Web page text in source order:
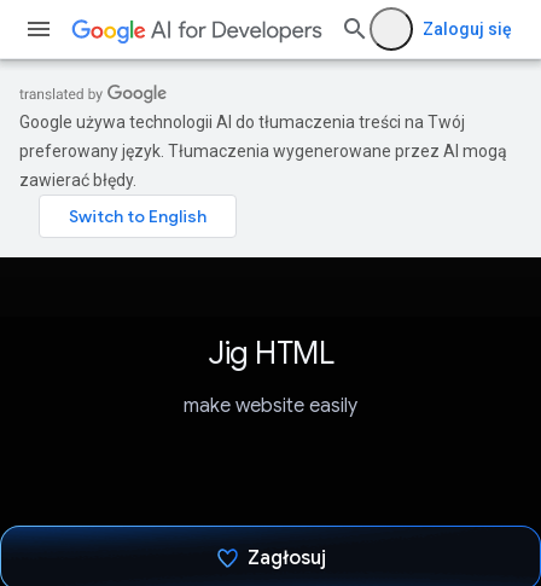
Zaloguj się
Google używa technologii AI do tłumaczenia treści na Twój
preferowany język. Tłumaczenia wygenerowane przez AI mogą
zawierać błędy.
Jig HTML
make website easily
Zagłosuj